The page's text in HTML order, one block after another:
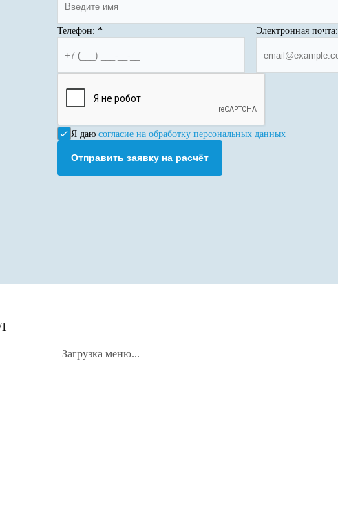
Телефон: * Электронная почта:
Я даю согласие на обработку персональных данных
Отправить заявку на расчёт
Загрузка меню...